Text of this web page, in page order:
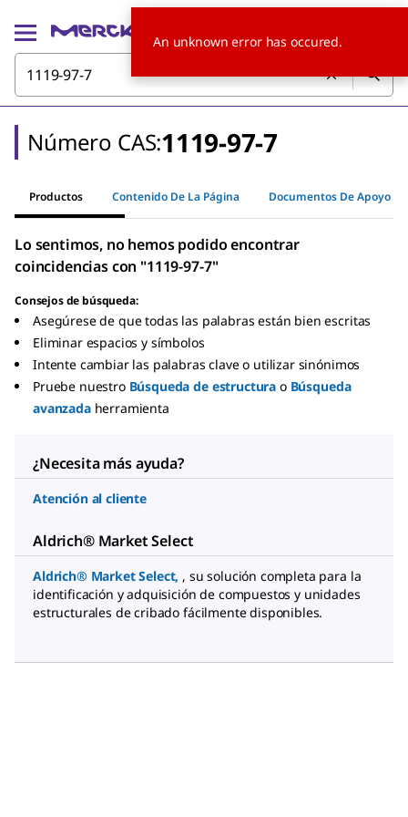
Número CAS:1119-97-7
Productos Contenido De La Página Documentos De Apoyo
Lo sentimos, no hemos podido encontrar
coincidencias con "1119-97-7"
Consejos de búsqueda:
Asegúrese de que todas las palabras están bien escritas
Eliminar espacios y símbolos
Intente cambiar las palabras clave o utilizar sinónimos
Pruebe nuestro Búsqueda de estructura o Búsqueda
avanzada herramienta
¿Necesita más ayuda?
Atención al cliente
Aldrich® Market Select
Aldrich® Market Select, , su solución completa para la
identificación y adquisición de compuestos y unidades
estructurales de cribado fácilmente disponibles.
An unknown error has occured.